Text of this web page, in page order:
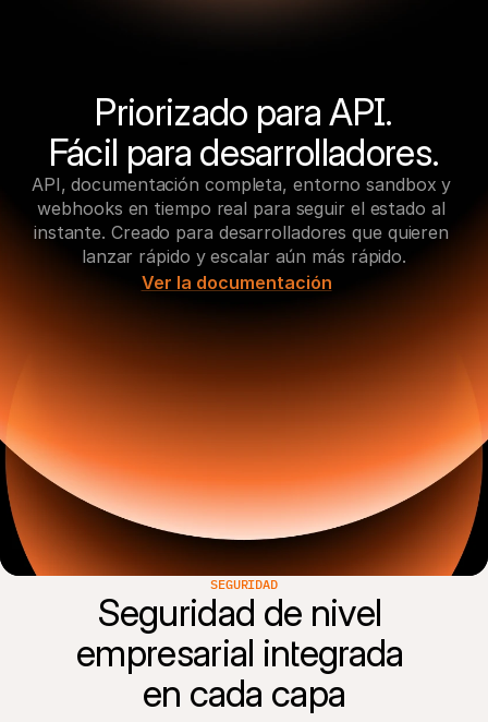
Priorizado para API.
Fácil para desarrolladores.
API, documentación completa, entorno sandbox y
webhooks en tiempo real para seguir el estado al
instante. Creado para desarrolladores que quieren
lanzar rápido y escalar aún más rápido.
Ver la documentación
SEGURIDAD
Seguridad de nivel
empresarial integrada